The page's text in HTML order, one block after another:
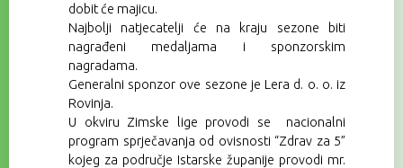
dobit će majicu.
Najbolji natjecatelji će na kraju sezone biti
nagrađeni medaljama i sponzorskim
nagradama.
Generalni sponzor ove sezone je Lera d. o. o. iz
Rovinja.
U okviru Zimske lige provodi se nacionalni
program sprječavanja od ovisnosti “Zdrav za 5”
kojeg za područje Istarske županije provodi mr.